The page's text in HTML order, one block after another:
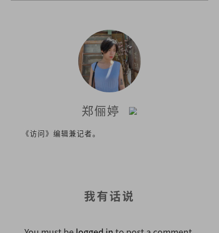
郑俪婷
《访问》编辑兼记者。
我有话说